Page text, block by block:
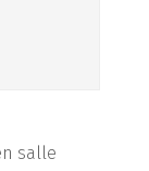
salle